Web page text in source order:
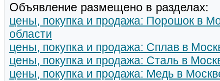
Объявление размещено в разделах:
цены, покупка и продажа: Порошок в
области
цены, покупка и продажа: Сплав в
цены, покупка и продажа: Сталь в
цены, покупка и продажа: Медь в